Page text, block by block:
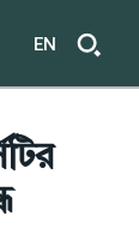
EN